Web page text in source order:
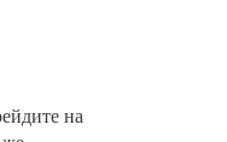
на